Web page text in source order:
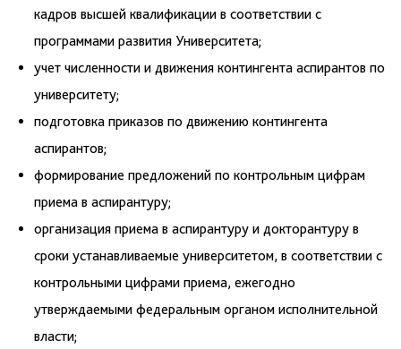
кадров высшей квалификации в соответствии с
программами развития Университета;
учет численности и движения контингента аспирантов по
университету;
подготовка приказов по движению контингента
аспирантов;
формирование предложений по контрольным цифрам
приема в аспирантуру;
организация приема в аспирантуру и докторантуру в
сроки устанавливаемые университетом, в соответствии с
контрольными цифрами приема, ежегодно
утверждаемыми федеральным органом исполнительной
власти;